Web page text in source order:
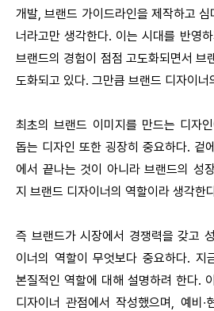
개발, 브랜드 가이드라인을 제작하고 심
너라고만 생각한다. 이는 시대를 반영
브랜드의 경험이 점점 고도화되면서 브
도화되고 있다. 그만큼 브랜드 디자이
최초의 브랜드 이미지를 만드는 디자
돕는 디자인 또한 굉장히 중요하다. 겉
에서 끝나는 것이 아니라 브랜드의 성
지 브랜드 디자이너의 역할이라 생각한
즉 브랜드가 시장에서 경쟁력을 갖고
이너의 역할이 무엇보다 중요하다. 지
본질적인 역할에 대해 설명하려 한다.
디자이너 관점에서 작성했으며, 예비∙